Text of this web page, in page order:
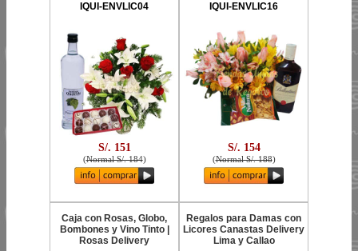
IQUI-ENVLIC04
S/. 151
(Normal S/. 184)
IQUI-ENVLIC16
S/. 154
(Normal S/. 188)
Caja con Rosas, Globo,
Bombones y Vino Tinto |
Rosas Delivery
Regalos para Damas con
Licores Canastas Delivery
Lima y Callao